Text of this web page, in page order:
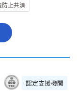
防止共済
認定支援機関